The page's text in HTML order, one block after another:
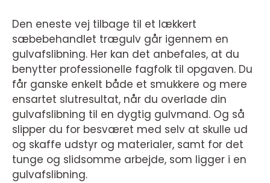
Den eneste vej tilbage til et lækkert
sæbebehandlet trægulv går igennem en
gulvafslibning. Her kan det anbefales, at du
benytter professionelle fagfolk til opgaven. Du
får ganske enkelt både et smukkere og mere
ensartet slutresultat, når du overlade din
gulvafslibning til en dygtig gulvmand. Og så
slipper du for besværet med selv at skulle ud
og skaffe udstyr og materialer, samt for det
tunge og slidsomme arbejde, som ligger i en
gulvafslibning.